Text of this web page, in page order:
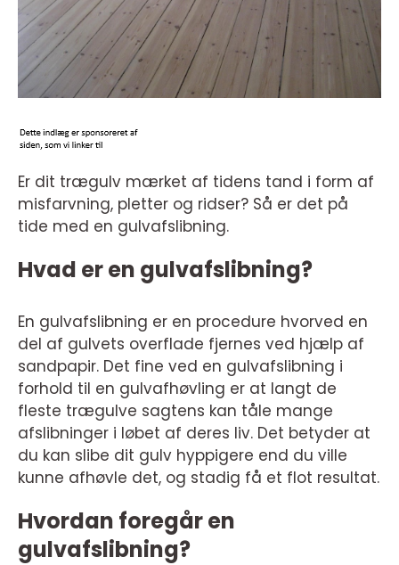
Er dit trægulv mærket af tidens tand i form af
misfarvning, pletter og ridser? Så er det på
tide med en gulvafslibning.
Hvad er en gulvafslibning?
En gulvafslibning er en procedure hvorved en
del af gulvets overflade fjernes ved hjælp af
sandpapir. Det fine ved en gulvafslibning i
forhold til en gulvafhøvling er at langt de
fleste trægulve sagtens kan tåle mange
afslibninger i løbet af deres liv. Det betyder at
du kan slibe dit gulv hyppigere end du ville
kunne afhøvle det, og stadig få et flot resultat.
Hvordan foregår en
gulvafslibning?